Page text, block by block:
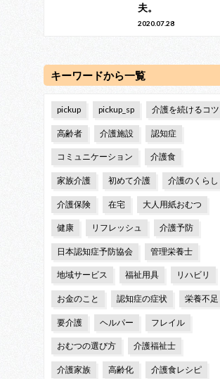
夫。
2020.07.28
キーワードから一覧
pickup pickup_sp 介護を続けるコツ
高齢者 介護施設 認知症
コミュニケーション 介護食
家族介護 初めて介護 介護のくらし
介護保険 在宅 大人用紙おむつ
健康 リフレッシュ 介護予防
日本認知症予防協会 管理栄養士
地域サービス 福祉用具 リハビリ
お金のこと 認知症の症状 栄養不足
要介護 ヘルパー フレイル
おむつの選び方 介護福祉士
介護家族 高齢化 介護食レシピ